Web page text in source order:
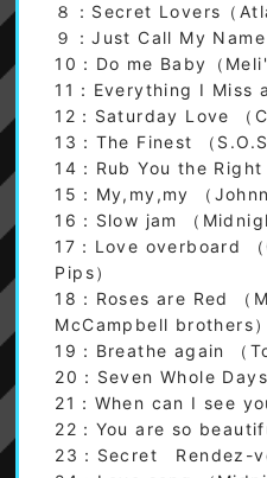
８：Secret Lovers（
９：Just Call My
10：Do me Baby（
11：Everything I Miss
12：Saturday Love （
13：The Finest （S.O.S
14：Rub You the Right
15：My,my,my （
16：Slow jam （
17：Love overboard
Pips）
18：Roses are Red
McCampbell brothers）
19：Breathe again （
20：Seven Whole
21：When can I see
22：You are so
23：Secret Rendez-